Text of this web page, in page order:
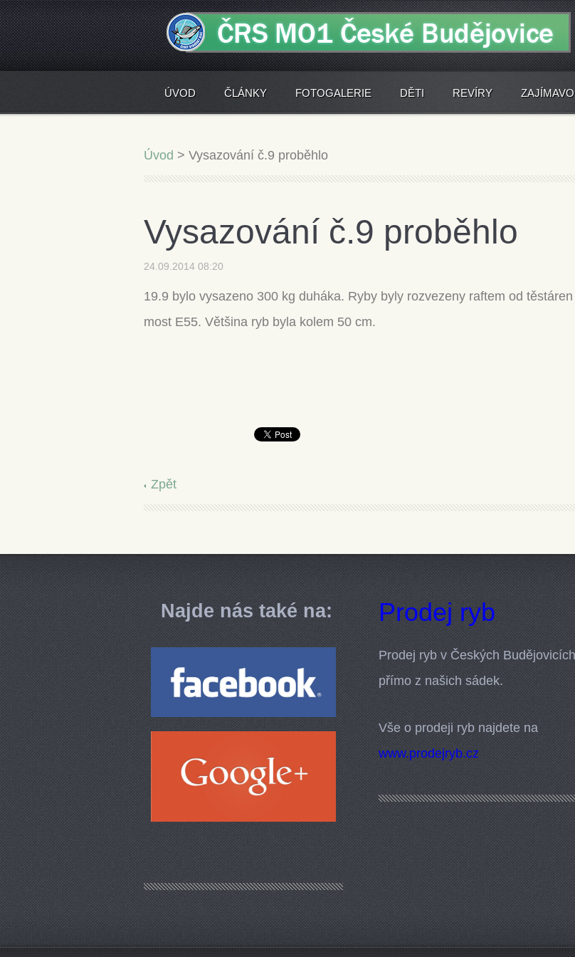
ÚVOD ČLÁNKY FOTOGALERIE DĚTI REVÍRY
Úvod > Vysazování č.9 proběhlo
Vysazování č.9 proběhlo
24.09.2014 08:20
19.9 bylo vysazeno 300 kg duháka. Ryby byly rozvezeny raftem od
most E55. Většina ryb byla kolem 50 cm.
Zpět
Najde nás také na: Prodej ryb
Prodej ryb v Českých Budějovicích
přímo z našich sádek.
Vše o prodeji ryb najdete na
www.prodejryb.cz